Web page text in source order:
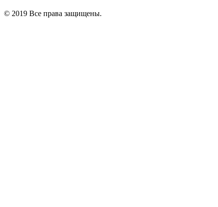
© 2019 Все права защищены.